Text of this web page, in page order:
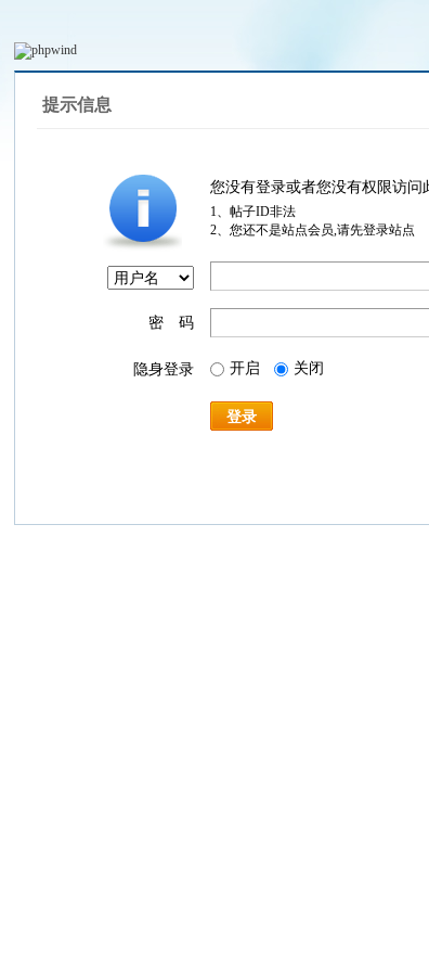
提示信息
您没有登录或者您没有权限访问
1、帖子ID非法
2、您还不是站点会员,请先登录站点
密 码
隐身登录 开启 关闭
登录